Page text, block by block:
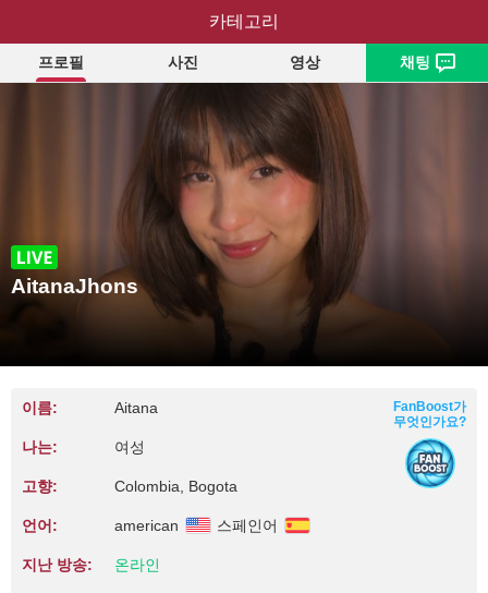
AitanaJhons
프로필 사진 영상 채팅
AitanaJhons
이름: Aitana
나는: 여성
고향: Colombia, Bogota
언어: american 스페인어
지난 방송: 온라인
FanBoost가
무엇인가요?
카테고리